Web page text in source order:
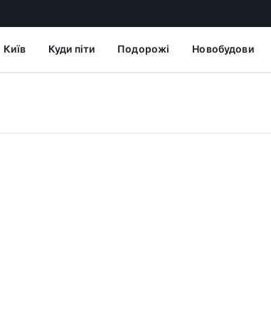
Київ Куди піти Подорожі Новобудови